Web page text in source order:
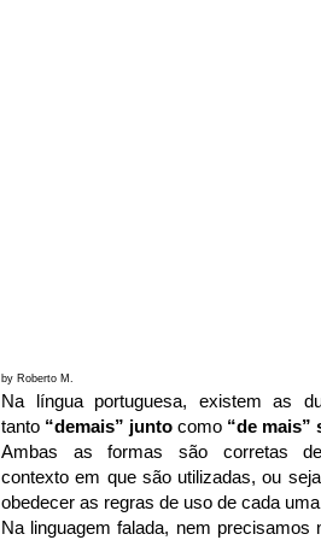
by Roberto M.
Na língua portuguesa, existem as
tanto “demais” junto como “de mais”
Ambas as formas são corretas
contexto em que são utilizadas, ou
obedecer as regras de uso de cada
Na linguagem falada, nem precisamos